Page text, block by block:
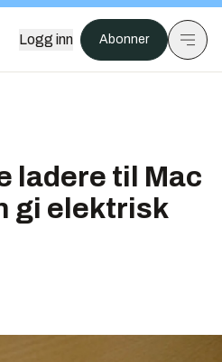
Logg inn Abonner
ladere til Mac
gi elektrisk